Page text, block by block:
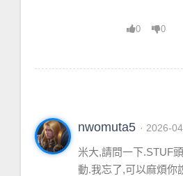
0 0
nwomuta5 · 2026-
米大,請問一下.STUF
動.我忘了,可以麻煩你